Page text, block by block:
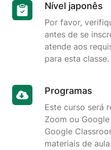
Nível japonês
Por favor,
antes de se
atende aos
para esta classe.
Programas
Este curso será
Zoom ou
Google
materiais de